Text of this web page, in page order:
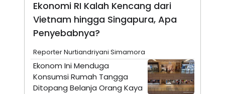
Ekonomi RI Kalah Kencang dari
Vietnam hingga Singapura, Apa
Penyebabnya?
Reporter Nurtiandriyani Simamora
Ekonom Ini Menduga
Konsumsi Rumah Tangga
Ditopang Belanja Orang Kaya